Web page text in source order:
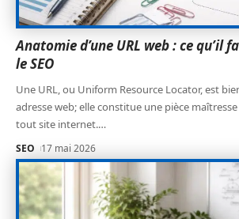
Anatomie d’une URL web : ce qu’il
le SEO
Une URL, ou Uniform Resource Locator, est
adresse web; elle constitue une pièce
tout site internet.…
SEO 17 mai 2026